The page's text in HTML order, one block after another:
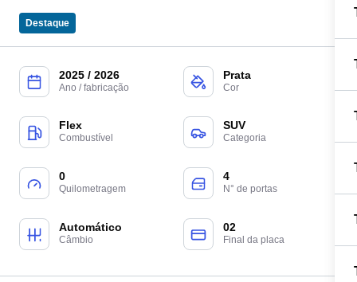
Destaque
2025 / 2026
Ano / fabricação
Prata
Cor
Flex
Combustível
SUV
Categoria
0
Quilometragem
4
N° de portas
Automático
Câmbio
02
Final da placa